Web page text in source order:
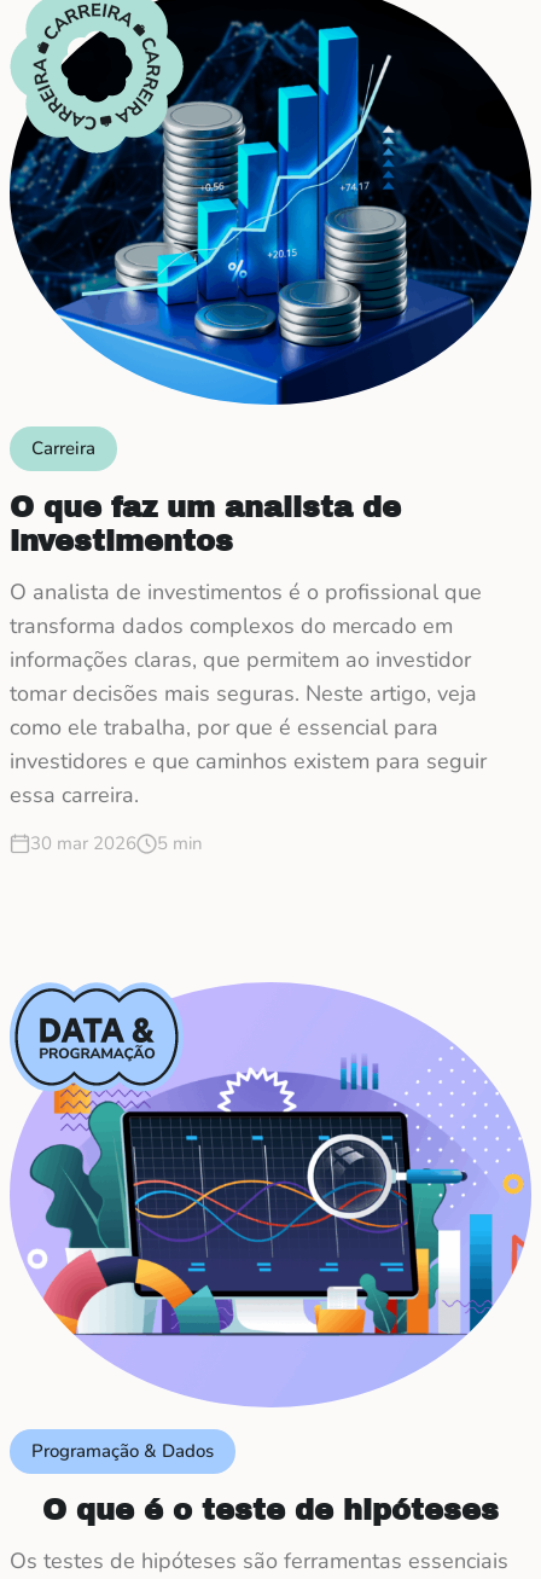
Carreira
O que faz um analista de
investimentos
O analista de investimentos é o profissional que
transforma dados complexos do mercado em
informações claras, que permitem ao investidor
tomar decisões mais seguras. Neste artigo, veja
como ele trabalha, por que é essencial para
investidores e que caminhos existem para seguir
essa carreira.
30 mar 2026 5 min
Programação & Dados
O que é o teste de hipóteses
Os testes de hipóteses são ferramentas essenciais